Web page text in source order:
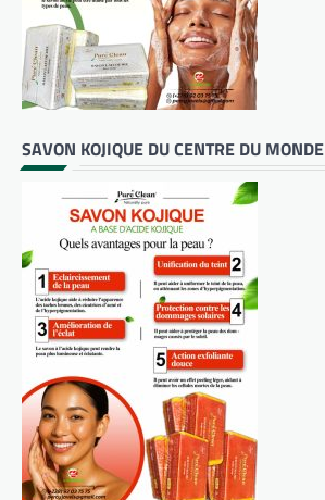
SAVON KOJIQUE DU CENTRE DU MONDE